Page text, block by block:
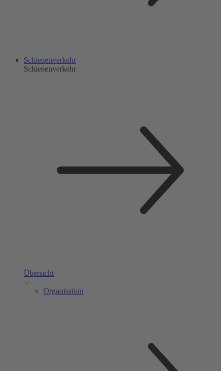
Schienenverkehr
Schienenverkehr
Übersicht
Organisation